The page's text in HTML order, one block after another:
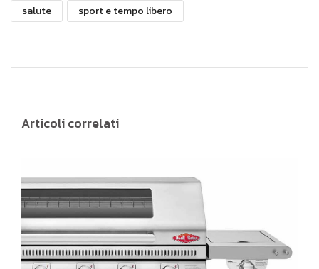
salute
sport e tempo libero
Articoli correlati